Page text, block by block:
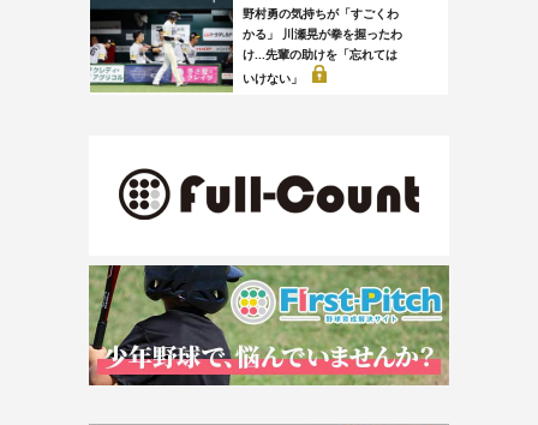
野村勇の気持ちが「すごくわ
かる」 川瀬晃が拳を握ったわ
け...先輩の助けを「忘れては
いけない」